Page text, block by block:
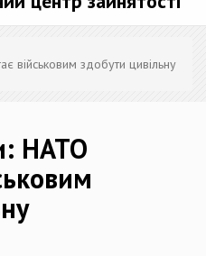
військовим здобути цивільну
НАТО